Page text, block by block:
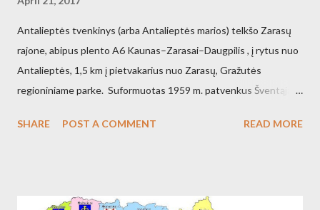
Antalieptės tvenkinys (arba Antalieptės marios) telkšo Zarasų
rajone, abipus plento A6 Kaunas–Zarasai–Daugpilis , į rytus nuo
Antalieptės, 1,5 km į pietvakarius nuo Zarasų, Gražutės
regioniniame parke. Suformuotas 1959 m. patvenkus Šventąją
(galia 2460 kW) reikmėms. Kraštovaizdžio draustinis.
SHARE POST A COMMENT READ MORE